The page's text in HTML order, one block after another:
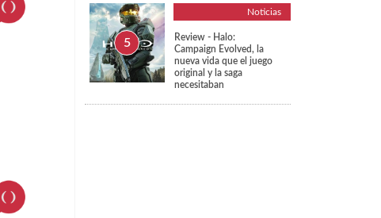
Noticias
Review - Halo:
Campaign Evolved, la
nueva vida que el juego
original y la saga
necesitaban